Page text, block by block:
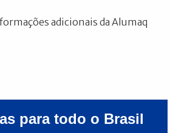
adicionais da Alumaq
para todo o Brasil